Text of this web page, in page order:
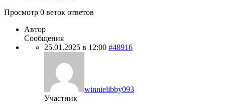
Просмотр 0 веток ответов
Автор
Сообщения
25.01.2025 в 12:00 #48916
winnielibby093
Участник